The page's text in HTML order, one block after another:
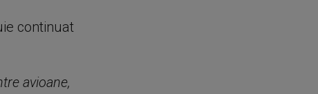
continuat
avioane,